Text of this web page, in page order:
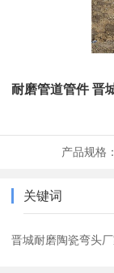
耐磨管道管件 晋
产品规格：
关键词
晋城耐磨陶瓷弯头